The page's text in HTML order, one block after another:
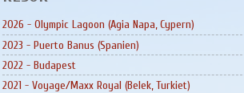
2026 - Olympic Lagoon (Agia Napa, Cypern)
2023 - Puerto Banus (Spanien)
2022 - Budapest
2021 - Voyage/Maxx Royal (Belek, Turkiet)